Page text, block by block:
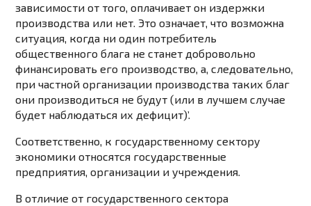
зависимости от того, оплачивает он издержки
производства или нет. Это означает, что возможна
ситуация, когда ни один потребитель
общественного блага не станет добровольно
финансировать его производство, а, следовательно,
при частной организации производства таких благ
они производиться не будут (или в лучшем случае
будет наблюдаться их дефицит)’.
Соответственно, к государственному сектору
экономики относятся государственные
предприятия, организации и учреждения.
В отличие от государственного сектора